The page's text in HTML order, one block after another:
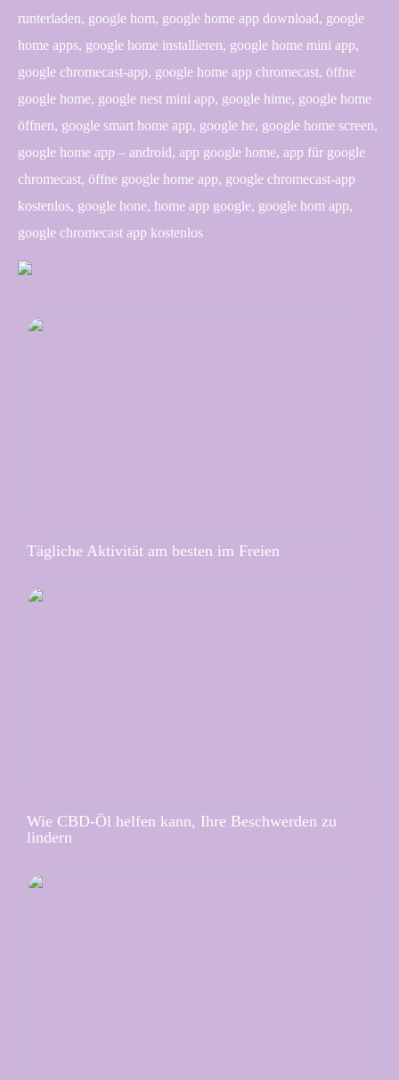
runterladen, google hom, google home app download, google
home apps, google home installieren, google home mini app,
google chromecast-app, google home app chromecast, öffne
google home, google nest mini app, google hime, google home
öffnen, google smart home app, google he, google home screen,
google home app – android, app google home, app für google
chromecast, öffne google home app, google chromecast-app
kostenlos, google hone, home app google, google hom app,
google chromecast app kostenlos
Tägliche Aktivität am besten im Freien
Wie CBD-Öl helfen kann, Ihre Beschwerden zu
lindern